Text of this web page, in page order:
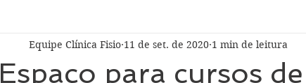
Espaço para cursos
Equipe Clínica Fisio 11 de set. de 2020 1 min de leitura